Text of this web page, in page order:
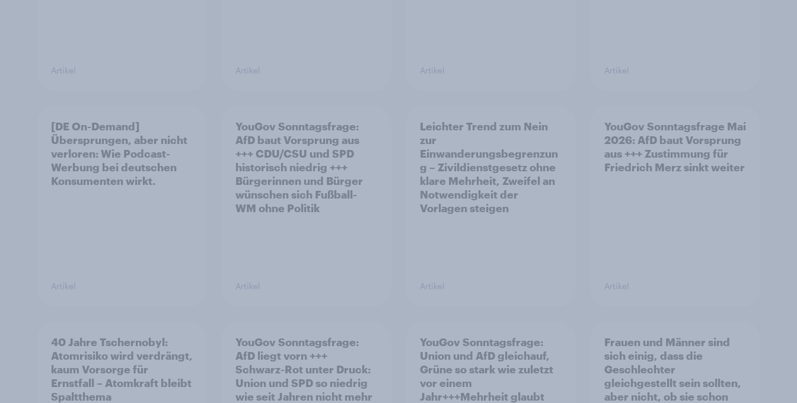
Artikel Artikel Artikel Artikel
[DE On-Demand]
Übersprungen, aber nicht
verloren: Wie Podcast-
Werbung bei deutschen
Konsumenten wirkt.
Artikel
YouGov Sonntagsfrage:
AfD baut Vorsprung aus
+++ CDU/CSU und SPD
historisch niedrig +++
Bürgerinnen und Bürger
wünschen sich Fußball-
WM ohne Politik
Artikel
Leichter Trend zum Nein
zur
Einwanderungsbegrenzun
g – Zivildienstgesetz ohne
klare Mehrheit, Zweifel an
Notwendigkeit der
Vorlagen steigen
Artikel
YouGov Sonntagsfrage Mai
2026: AfD baut Vorsprung
aus +++ Zustimmung für
Friedrich Merz sinkt weiter
Artikel
40 Jahre Tschernobyl:
Atomrisiko wird verdrängt,
kaum Vorsorge für
Ernstfall – Atomkraft bleibt
Spaltthema
YouGov Sonntagsfrage:
AfD liegt vorn +++
Schwarz-Rot unter Druck:
Union und SPD so niedrig
wie seit Jahren nicht mehr
YouGov Sonntagsfrage:
Union und AfD gleichauf,
Grüne so stark wie zuletzt
vor einem
Jahr+++Mehrheit glaubt
Frauen und Männer sind
sich einig, dass die
Geschlechter
gleichgestellt sein sollten,
aber nicht, ob sie schon